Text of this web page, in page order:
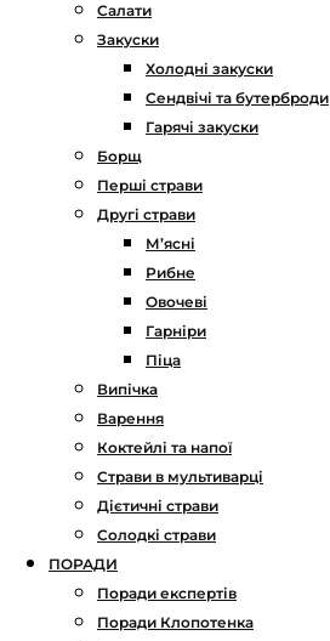
Салати
Закуски
Холодні закуски
Сендвічі та бутерброди
Гарячі закуски
Борщ
Перші страви
Другі страви
М’ясні
Рибне
Овочеві
Гарніри
Піца
Випічка
Варення
Коктейлі та напої
Страви в мультиварці
Дієтичні страви
Солодкі страви
ПОРАДИ
Поради експертів
Поради Клопотенка